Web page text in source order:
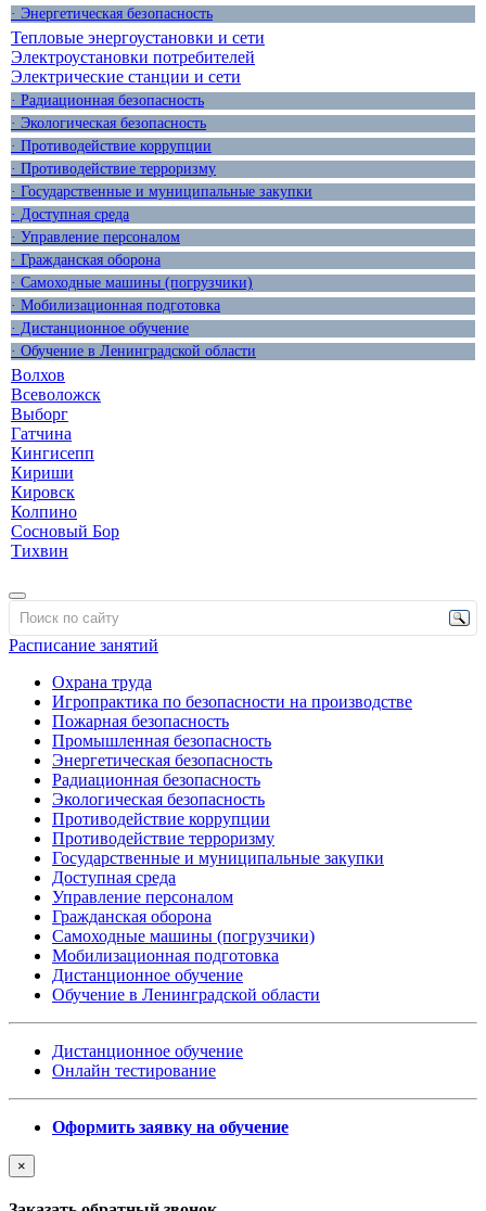
· Энергетическая безопасность
Тепловые энергоустановки и сети
Электроустановки потребителей
Электрические станции и сети
· Радиационная безопасность
· Экологическая безопасность
· Противодействие коррупции
· Противодействие терроризму
· Государственные и муниципальные закупки
· Доступная среда
· Управление персоналом
· Гражданская оборона
· Самоходные машины (погрузчики)
· Мобилизационная подготовка
· Дистанционное обучение
· Обучение в Ленинградской области
Волхов
Всеволожск
Выборг
Гатчина
Кингисепп
Кириши
Кировск
Колпино
Сосновый Бор
Тихвин
Расписание занятий
Охрана труда
Игропрактика по безопасности на производстве
Пожарная безопасность
Промышленная безопасность
Энергетическая безопасность
Радиационная безопасность
Экологическая безопасность
Противодействие коррупции
Противодействие терроризму
Государственные и муниципальные закупки
Доступная среда
Управление персоналом
Гражданская оборона
Самоходные машины (погрузчики)
Мобилизационная подготовка
Дистанционное обучение
Обучение в Ленинградской области
Дистанционное обучение
Онлайн тестирование
Оформить заявку на обучение
×